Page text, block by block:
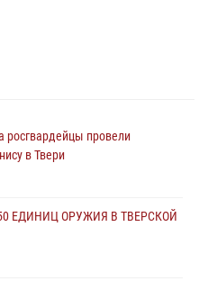
росгвардейцы провели
в Твери
ЕДИНИЦ ОРУЖИЯ В ТВЕРСКОЙ